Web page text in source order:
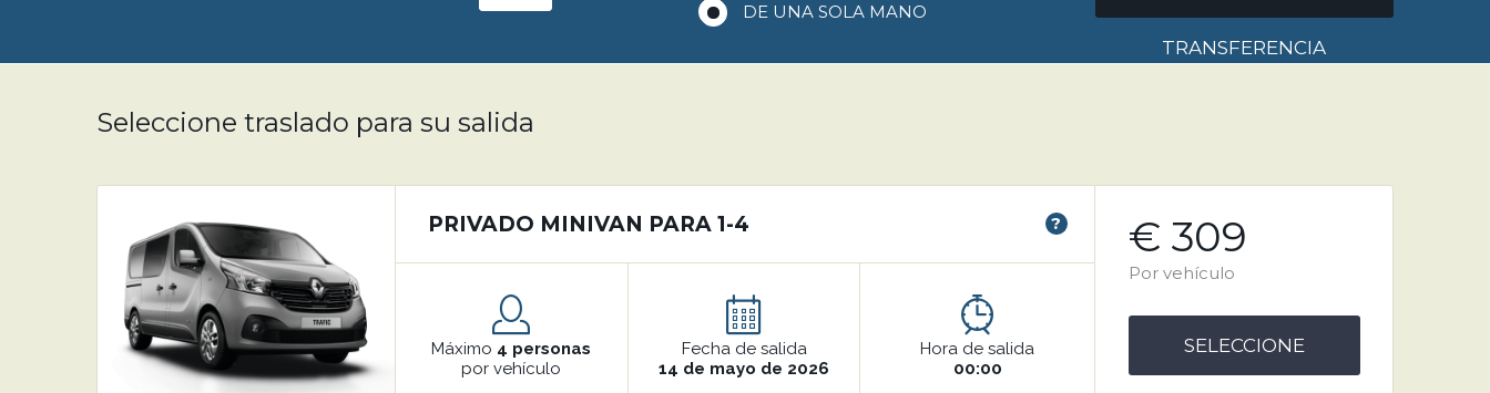
DE UNA SOLA MANO
TRANSFERENCIA
Seleccione traslado para su salida
PRIVADO MINIVAN PARA 1-4 ?
Máximo 4 personas
por vehículo
Fecha de salida
14 de mayo de 2026
Hora de salida
00:00
€ 309
Por vehículo
SELECCIONE